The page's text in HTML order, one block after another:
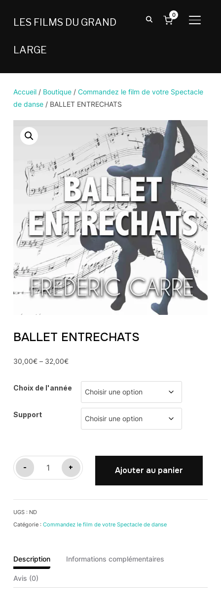
LES FILMS DU GRAND
LARGE
0
Accueil/ Boutique/ Commandez le film de votre Spectacle
de danse/ BALLET ENTRECHATS
BALLET ENTRECHATS
30,00€– 32,00€
Choix de l'année
Support
-
quantité
de
ENTRECHATS
+ Ajouter au panier
UGS : ND
Catégorie : Commandez le film de votre Spectacle de danse
Description Informations complémentaires
Avis (0)